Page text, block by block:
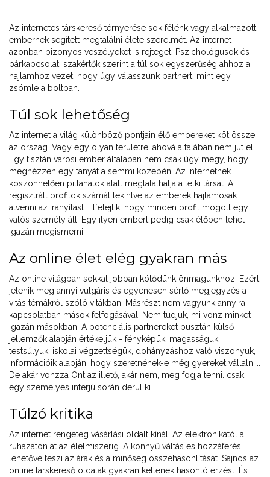
Az internetes társkereső térnyerése sok félénk vagy alkalmazott
embernek segített megtalálni élete szerelmét. Az internet
azonban bizonyos veszélyeket is rejteget. Pszichológusok és
párkapcsolati szakértők szerint a túl sok egyszerűség ahhoz a
hajlamhoz vezet, hogy úgy válasszunk partnert, mint egy
zsömle a boltban.
Túl sok lehetőség
Az internet a világ különböző pontjain élő embereket köt össze.
az ország. Vagy egy olyan területre, ahová általában nem jut el.
Egy tisztán városi ember általában nem csak úgy megy, hogy
megnézzen egy tanyát a semmi közepén. Az internetnek
köszönhetően pillanatok alatt megtalálhatja a lelki társát. A
regisztrált profilok számát tekintve az emberek hajlamosak
átvenni az irányítást. Elfelejtik, hogy minden profil mögött egy
valós személy áll. Egy ilyen embert pedig csak élőben lehet
igazán megismerni.
Az online élet elég gyakran más
Az online világban sokkal jobban kötődünk önmagunkhoz. Ezért
jelenik meg annyi vulgáris és egyenesen sértő megjegyzés a
vitás témákról szóló vitákban. Másrészt nem vagyunk annyira
kapcsolatban mások felfogásával. Nem tudjuk, mi vonz minket
igazán másokban. A potenciális partnereket pusztán külső
jellemzők alapján értékeljük - fényképük, magasságuk,
testsúlyuk, iskolai végzettségük, dohányzáshoz való viszonyuk,
információik alapján, hogy szeretnének-e még gyereket vállalni...
De akár vonzza Önt az illető, akár nem, meg fogja tenni. csak
egy személyes interjú során derül ki.
Túlzó kritika
Az internet rengeteg vásárlási oldalt kínál. Az elektronikától a
ruházaton át az élelmiszerig. A könnyű váltás és hozzáférés
lehetővé teszi az árak és a minőség összehasonlítását. Sajnos az
online társkereső oldalak gyakran keltenek hasonló érzést. És